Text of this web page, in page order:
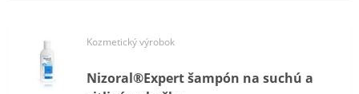
Kozmetický výrobok
Nizoral®Expert šampón na suchú a